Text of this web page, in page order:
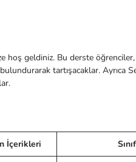
hoş geldiniz. Bu derste
tartışacaklar. Ayrıca
İçerikleri